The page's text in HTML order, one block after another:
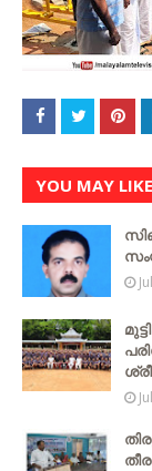
YOU MAY